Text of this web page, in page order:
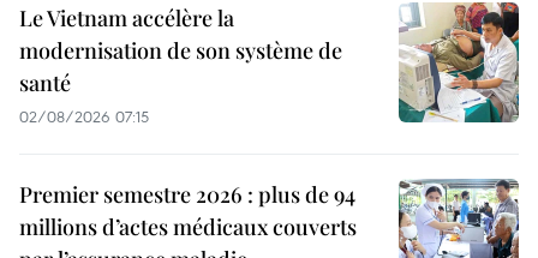
Le Vietnam accélère la
modernisation de son système de
santé
02/08/2026 07:15
Premier semestre 2026 : plus de 94
millions d’actes médicaux couverts